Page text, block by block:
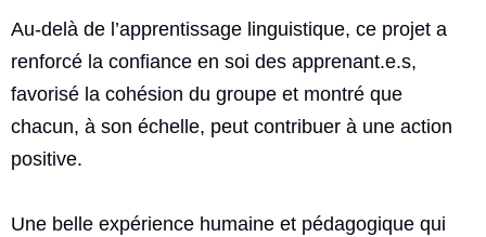
Au-delà de l’apprentissage linguistique, ce projet a
renforcé la confiance en soi des apprenant.e.s,
favorisé la cohésion du groupe et montré que
chacun, à son échelle, peut contribuer à une action
positive.
Une belle expérience humaine et pédagogique qui